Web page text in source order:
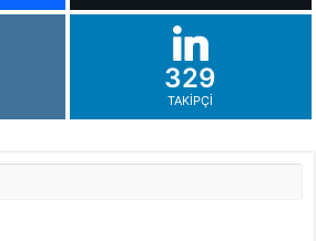
329
TAKIPÇI